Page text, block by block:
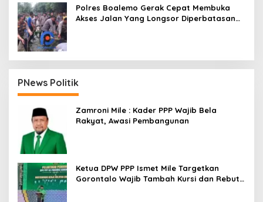
Polres Boalemo Gerak Cepat Membuka
Akses Jalan Yang Longsor Diperbatasan
PNews Politik
Zamroni Mile : Kader PPP Wajib Bela
Rakyat, Awasi Pembangunan
Ketua DPW PPP Ismet Mile Targetkan
Gorontalo Wajib Tambah Kursi dan Rebut